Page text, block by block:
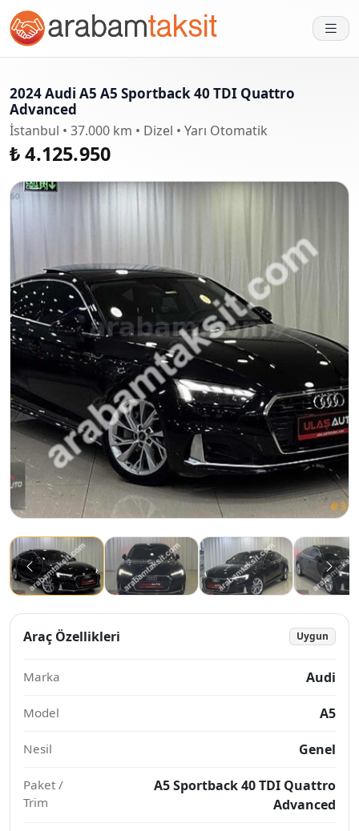
2024 Audi A5 A5 Sportback 40 TDI Quattro
Advanced
İstanbul • 37.000 km • Dizel • Yarı Otomatik
₺ 4.125.950
Araç Özellikleri Uygun
Marka Audi
Model A5
Nesil Genel
Paket /
Trim
A5 Sportback 40 TDI Quattro
Advanced